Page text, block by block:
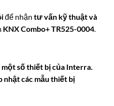
để nhậntư vấn kỹ thuật và
KNX Combo+ TR525-0004.
số thiết bị của Interra.
nhật các mẫu thiết bị